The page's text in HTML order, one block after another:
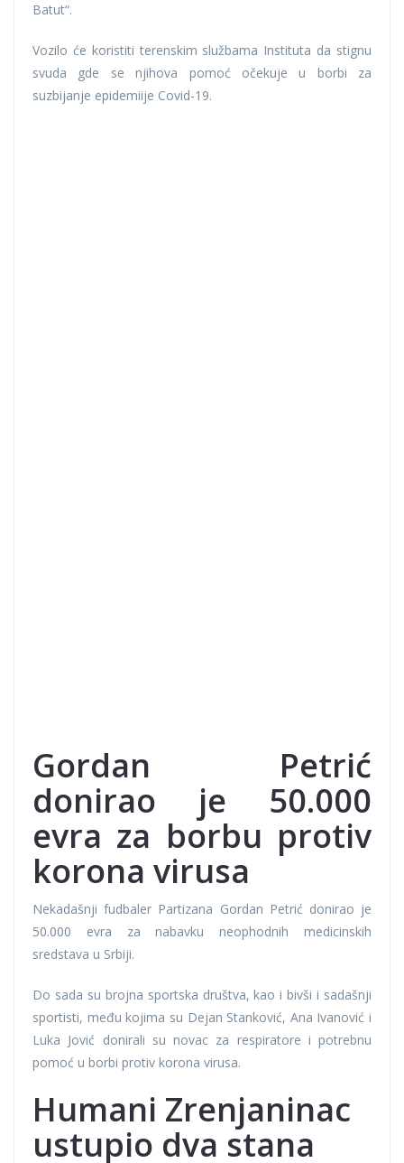
Batut“.
Vozilo će koristiti terenskim službama Instituta da stignu
svuda gde se njihova pomoć očekuje u borbi za
suzbijanje epidemiije Covid-19.
Gordan Petrić
donirao je 50.000
evra za borbu protiv
korona virusa
Nekadašnji fudbaler Partizana Gordan Petrić donirao je
50.000 evra za nabavku neophodnih medicinskih
sredstava u Srbiji.
Do sada su brojna sportska društva, kao i bivši i sadašnji
sportisti, među kojima su Dejan Stanković, Ana Ivanović i
Luka Jović donirali su novac za respiratore i potrebnu
pomoć u borbi protiv korona virusa.
Humani Zrenjaninac
ustupio dva stana